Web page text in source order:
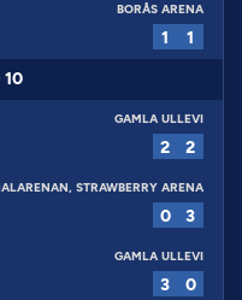
BORÅS ARENA
1 1
10
GAMLA ULLEVI
2 2
STRAWBERRY ARENA
0 3
GAMLA ULLEVI
3 0